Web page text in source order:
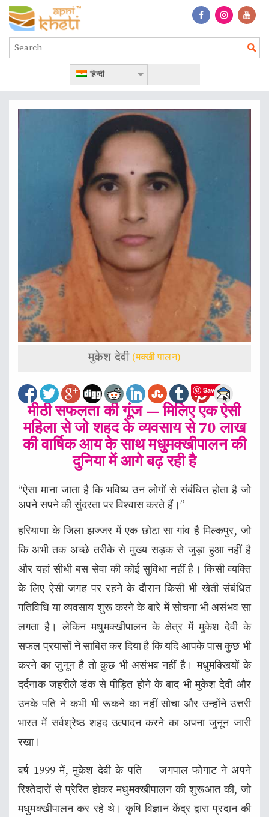
हिन्दी
मुकेश देवी (मक्खी पालन)
Save
मीठी सफलता की गूंज — मिलिए एक ऐसी
महिला से जो शहद के व्यवसाय से 70 लाख
की वार्षिक आय के साथ मधुमक्खीपालन की
दुनिया में आगे बढ़ रही है
“ऐसा माना जाता है कि भविष्य उन लोगों से संबंधित होता है जो
अपने सपने की सुंदरता पर विश्वास करते हैं।”
हरियाणा के जिला झज्जर में एक छोटा सा गांव है मिल्कपुर, जो
कि अभी तक अच्छे तरीके से मुख्य सड़क से जुड़ा हुआ नहीं है
और यहां सीधी बस सेवा की कोई सुविधा नहीं है। किसी व्यक्ति
के लिए ऐसी जगह पर रहने के दौरान किसी भी खेती संबंधित
गतिविधि या व्यवसाय शुरू करने के बारे में सोचना भी असंभव सा
लगता है। लेकिन मधुमक्खीपालन के क्षेत्र में मुकेश देवी के
सफल प्रयासों ने साबित कर दिया है कि यदि आपके पास कुछ भी
करने का जुनून है तो कुछ भी असंभव नहीं है। मधुमक्खियों के
दर्दनाक जहरीले डंक से पीड़ित होने के बाद भी मुकेश देवी और
उनके पति ने कभी भी रूकने का नहीं सोचा और उन्होंने उत्तरी
भारत में सर्वश्रेष्ठ शहद उत्पादन करने का अपना जुनून जारी
रखा।
वर्ष 1999 में, मुकेश देवी के पति — जगपाल फोगाट ने अपने
रिश्तेदारों से प्रेरित होकर मधुमक्खीपालन की शुरूआत की, जो
मधुमक्खीपालन कर रहे थे। कृषि विज्ञान केंद्र द्वारा प्रदान की